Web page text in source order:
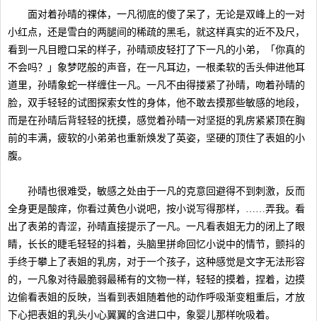
面对着孙晴的祼体，一凡彻底的傻了呆了，无论是双峰上的一对
小红点，还是雪白的两腿间的稀疏的黑毛，就这样真实的近不及尺，
看到一凡目瞪口呆的样子，孙晴顽皮轻打了下一凡的小弟，「你真的
不会吗？」象梦呓般的声音，在一凡耳边，一根柔软的舌头伸进他耳
道里，孙晴象蛇一样缠住一凡。一凡不由得搂紧了孙晴，吻着孙晴的
脸，双手轻轻的试图探索女性的身体，他不敢去摸那些敏感的地段，
而是在孙晴后背轻轻的抚摸，感觉着孙晴一对坚挺的乳房紧紧顶在胸
前的丰满，疲软的小弟弟也重新焕发了英姿，坚硬的顶住了表姐的小
腹。
孙晴也很难受，敏感之处由于一凡的克意回避得不到刺激，反而
全身更是酸痒，你看过黄色小说吧，按小说写得那样，……弄我。看
出了表弟的青涩，孙晴直接提示了一凡。一凡看表姐无力的闭上了眼
睛，长长的睫毛轻轻的抖着，头脑里拼命回忆小说中的情节，颤抖的
手终于攀上了表姐的乳房，对于一个孩子，这种感觉是文字无法形容
的，一凡象对待最脆弱最稀有的文物一样，轻轻的摸着，捏着，边摸
边偷看表姐的反映，当看到表姐随着他的动作呼吸渐变粗重后，才放
下心把表姐的乳头小心翼翼的含进口中，象婴儿那样吮吸着。